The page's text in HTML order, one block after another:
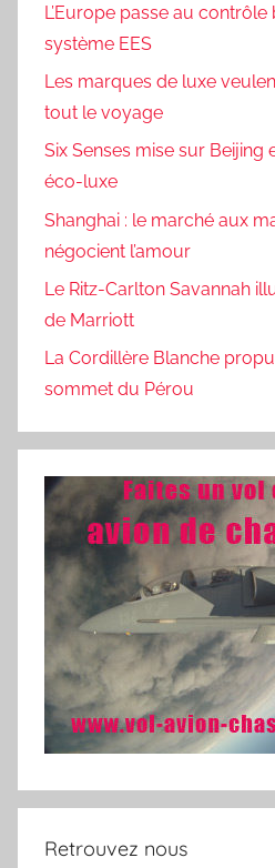
L’Europe passe au
système EES
Les marques de luxe
tout le voyage
Six Senses mise sur Beijing
éco-luxe
Shanghai : le marché aux
négocient l’amour
Le Ritz-Carlton Savannah
de Marriott
La Cordillère Blanche
sommet du Pérou
Retrouvez nous